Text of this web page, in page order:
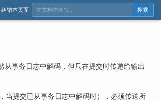
纠错本页面 搜索
从事务日志中解码，但只在提交时传递给输出
当提交已从事务日志中解码时），必须传送所